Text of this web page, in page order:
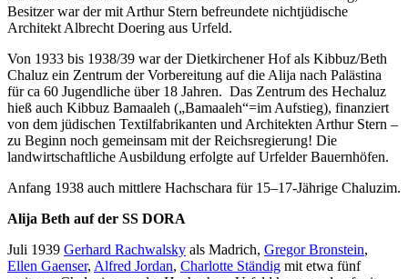
Besitzer war der mit Arthur Stern befreundete nichtjüdische
Architekt Albrecht Doering aus Urfeld.
Von 1933 bis 1938/39 war der Dietkirchener Hof als Kibbuz/Beth
Chaluz ein Zentrum der Vorbereitung auf die Alija nach Palästina
für ca 60 Jugendliche über 18 Jahren. Das Zentrum des Hechaluz
hieß auch Kibbuz Bamaaleh („Bamaaleh“=im Aufstieg), finanziert
von dem jüdischen Textilfabrikanten und Architekten Arthur Stern –
zu Beginn noch gemeinsam mit der Reichsregierung! Die
landwirtschaftliche Ausbildung erfolgte auf Urfelder Bauernhöfen.
Anfang 1938 auch mittlere Hachschara für 15–17-Jährige Chaluzim.
Alija Beth auf der SS DORA
Juli 1939 Gerhard Rachwalsky als Madrich, Gregor Bronstein,
Ellen Gaenser, Alfred Jordan, Charlotte Ständig mit etwa fünf